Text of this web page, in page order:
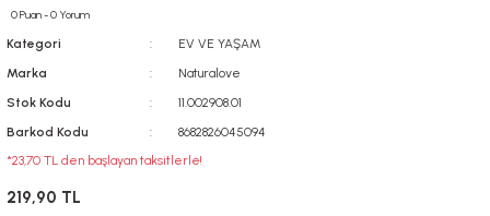
0 Puan - 0 Yorum
Kategori
EV VE YAŞAM
Marka
Naturalove
Stok Kodu
11.002908.01
Barkod Kodu
8682826045094
*23,70 TL den başlayan taksitlerle!
219,90 TL